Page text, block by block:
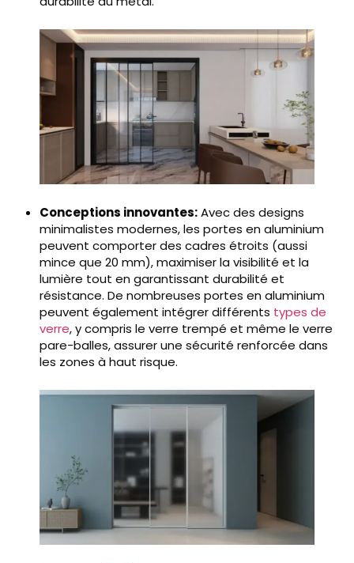
Conceptions innovantes:Avec des designs
minimalistes modernes, les portes en aluminium
peuvent comporter des cadres étroits (aussi
mince que 20 mm), maximiser la visibilité et la
lumière tout en garantissant durabilité et
résistance. De nombreuses portes en aluminium
peuvent également intégrer différents types de
verre, y compris le verre trempé et même le verre
pare-balles, assurer une sécurité renforcée dans
les zones à haut risque.